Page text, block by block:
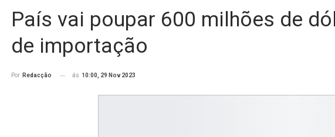
País vai poupar 600 milhões de
de importação
Por Redacção ás 10:00, 29 Nov 2023